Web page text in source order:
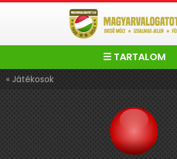
☰ TARTALOM
« Játékosok